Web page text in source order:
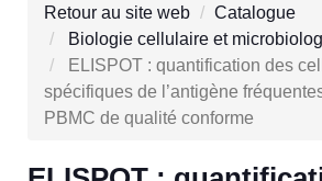
Retour au site web
Catalogue
Biologie cellulaire et
ELISPOT : quantification des
spécifiques de l’antigène
PBMC de qualité conforme